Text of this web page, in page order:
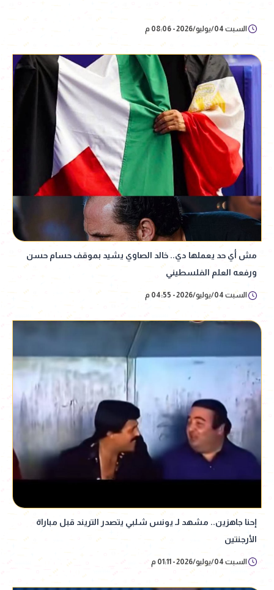
السبت 04/يوليو/2026 - 08:06 م
مش أي حد يعملها دي.. خالد الصاوي يشيد بموقف حسام حسن
ورفعه العلم الفلسطيني
السبت 04/يوليو/2026 - 04:55 م
إحنا جاهزين.. مشهد لـ يونس شلبي يتصدر التريند قبل مباراة
الأرجنتين
السبت 04/يوليو/2026 - 01:11 م